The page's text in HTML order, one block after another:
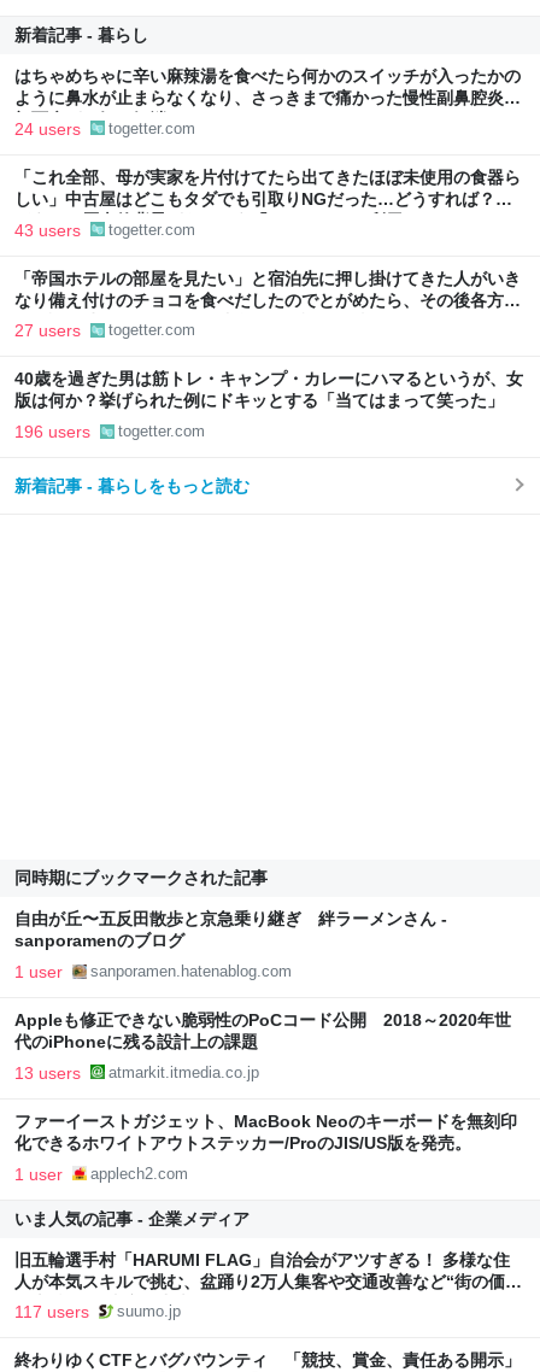
新着記事 - 暮らし
はちゃめちゃに辛い麻辣湯を食べたら何かのスイッチが入ったかの
ように鼻水が止まらなくなり、さっきまで痛かった慢性副鼻腔炎の
顔面痛が一気に解消した
24 users togetter.com
「これ全部、母が実家を片付けてたら出てきたほぼ未使用の食器ら
しい」中古屋はどこもタダでも引取りNGだった…どうすれば？→
どうやら歴史的背景がありそう「ジモティーを利用しては？」
43 users togetter.com
「帝国ホテルの部屋を見たい」と宿泊先に押し掛けてきた人がいき
なり備え付けのチョコを食べだしたのでとがめたら、その後各方面
に呪詛を吐かれまくった→残念な体験談に同情集まる
27 users togetter.com
40歳を過ぎた男は筋トレ・キャンプ・カレーにハマるというが、女
版は何か？挙げられた例にドキッとする「当てはまって笑った」
196 users togetter.com
新着記事 - 暮らしをもっと読む
同時期にブックマークされた記事
自由が丘〜五反田散歩と京急乗り継ぎ 絆ラーメンさん -
sanporamenのブログ
1 user sanporamen.hatenablog.com
Appleも修正できない脆弱性のPoCコード公開 2018～2020年世
代のiPhoneに残る設計上の課題
13 users atmarkit.itmedia.co.jp
ファーイーストガジェット、MacBook Neoのキーボードを無刻印
化できるホワイトアウトステッカー/ProのJIS/US版を発売。
1 user applech2.com
いま人気の記事 - 企業メディア
旧五輪選手村「HARUMI FLAG」自治会がアツすぎる！ 多様な住
人が本気スキルで挑む、盆踊り2万人集客や交通改善など“街の価値
向上”戦略 東京・中央区
117 users suumo.jp
終わりゆくCTFとバグバウンティ 「競技、賞金、責任ある開示」